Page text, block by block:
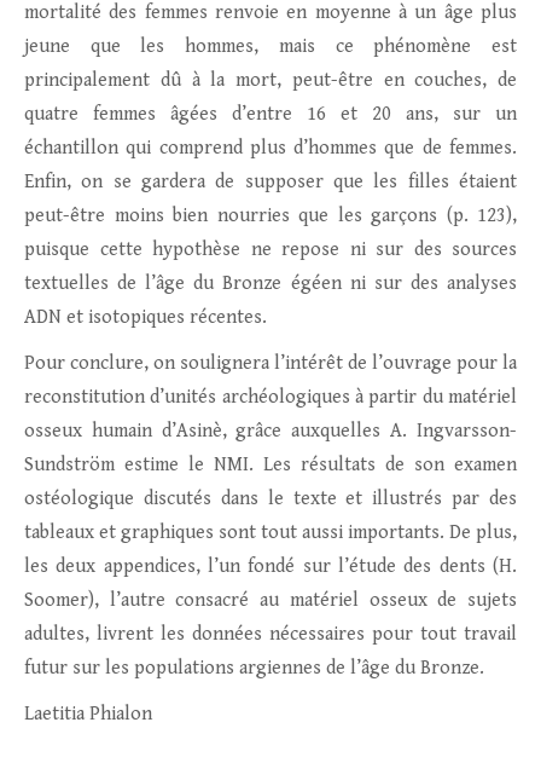
mortalité des femmes renvoie en moyenne à un âge plus
jeune que les hommes, mais ce phénomène est
principalement dû à la mort, peut-être en couches, de
quatre femmes âgées d’entre 16 et 20 ans, sur un
échantillon qui comprend plus d’hommes que de femmes.
Enfin, on se gardera de supposer que les filles étaient
peut-être moins bien nourries que les garçons (p. 123),
puisque cette hypothèse ne repose ni sur des sources
textuelles de l’âge du Bronze égéen ni sur des analyses
ADN et isotopiques récentes.
Pour conclure, on soulignera l’intérêt de l’ouvrage pour la
reconstitution d’unités archéologiques à partir du matériel
osseux humain d’Asinè, grâce auxquelles A. Ingvarsson-
Sundström estime le NMI. Les résultats de son examen
ostéologique discutés dans le texte et illustrés par des
tableaux et graphiques sont tout aussi importants. De plus,
les deux appendices, l’un fondé sur l’étude des dents (H.
Soomer), l’autre consacré au matériel osseux de sujets
adultes, livrent les données nécessaires pour tout travail
futur sur les populations argiennes de l’âge du Bronze.
Laetitia Phialon